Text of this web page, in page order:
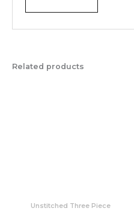
Related products
Unstitched Three Piece